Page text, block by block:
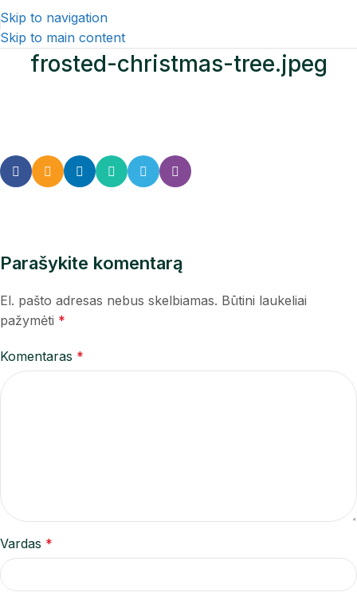
Skip to navigation
Skip to main content
frosted-christmas-tree.jpeg
Parašykite komentarą
El. pašto adresas nebus skelbiamas. Būtini laukeliai
pažymėti *
Komentaras *
Vardas *